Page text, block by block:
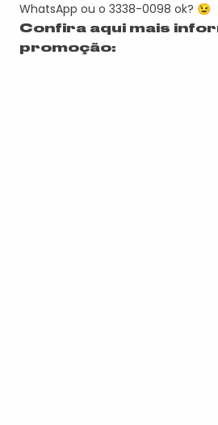
WhatsApp ou o 3338-0098 ok? 😉
Confira aqui mais
promoção: